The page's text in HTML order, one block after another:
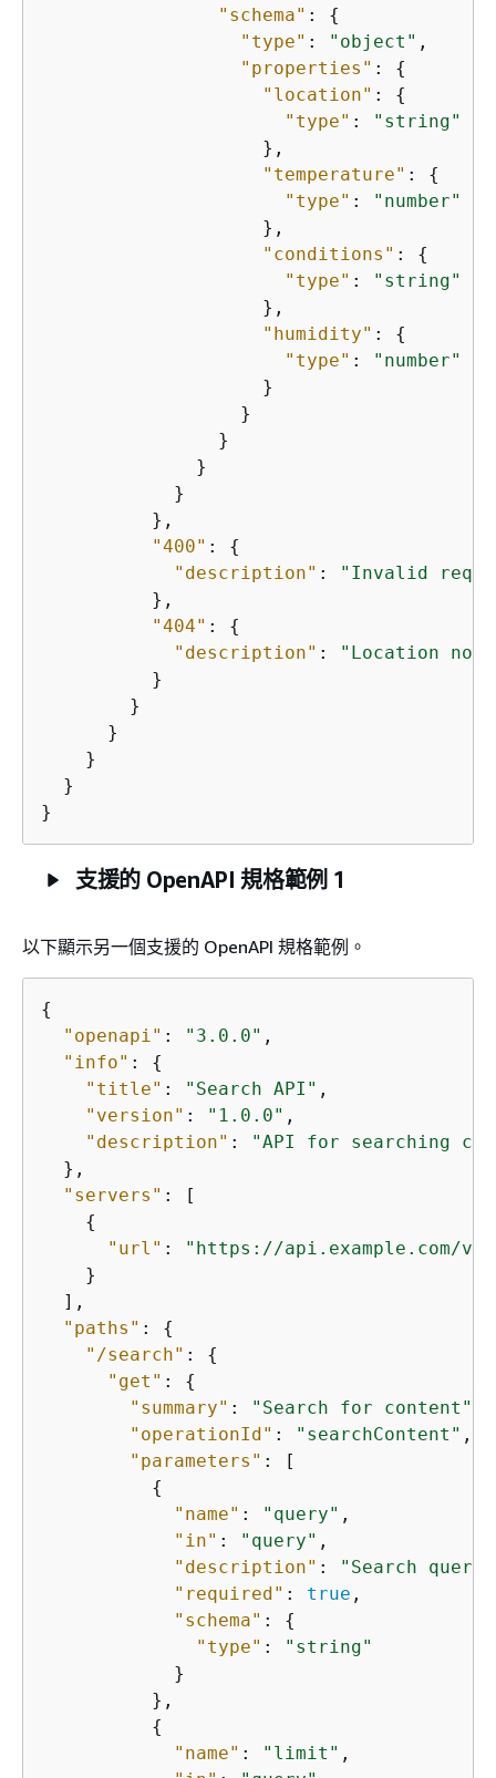
"schema" : {
"type" : "object" ,
"properties" : {
"location" : {
"type" :
"string"
                    },
"temperature" : {
"type" :
"number"
                    },
"conditions" : {
"type" :
"string"
                    },
"humidity" : {
"type" :
"number"
                    }
                  }
                }
              }
            }
          },
"400" : {
"description" :
"Invalid
          },
"404" : {
"description" :
"Location not
          }
        }
      }
    }
  }
}
支援的 OpenAPI 規格範例 1
以下顯示另一個支援的 OpenAPI 規格範例。
{
"openapi" : "3.0.0" ,
"info" : {
"title" : "Search API" ,
"version" : "1.0.0" ,
"description" :
"API for searching
  },
"servers" : [
{
"url" :
"https://api.example.com/v1"
    }
  ],
"paths" : {
"/search" : {
"get" : {
"summary" : "Search for content"
"operationId" : "searchContent" ,
"parameters" : [
{
"name" : "query" ,
"in" : "query" ,
"description" : "Search query"
"required" : true ,
"schema" : {
"type" :
"string"
            }
          },
{
"name" : "limit" ,